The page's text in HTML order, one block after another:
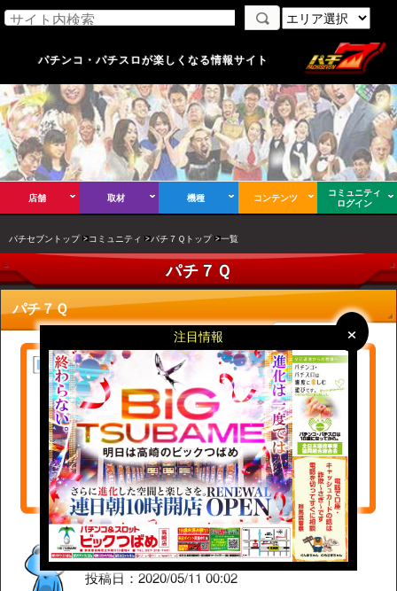
×
×
注目情報
パチンコ・パチスロが楽しくなる情報サイト
店舗 取材 機種 コンテンツ
コミュニティ
ログイン
パチセブントップ コミュニティ パチ７Ｑトップ 一覧
パチ７Ｑ
パチ７Ｑ
【あなたの好きな７図柄
は？】 ス...
水道橋ですらさん
投稿日：2020/05/11 00:02